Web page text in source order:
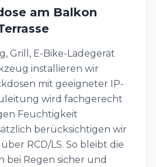
am Balkon
Grill, E-Bike-Ladegerät
installieren wir
mit geeigneter IP-
wird fachgerecht
Feuchtigkeit
berücksichtigen wir
RCD/LS. So bleibt die
bei Regen sicher und